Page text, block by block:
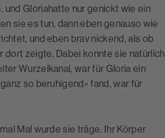
Gloriahatte nur genickt wie ein
sie es tun, dann eben genauso wie
und eben brav nickend, als ob
dort zeigte. Dabei konnte sie natürlich
Wurzelkanal, war für Gloria ein
so beruhigend« fand, war für
Mal wurde sie träge. Ihr Körper